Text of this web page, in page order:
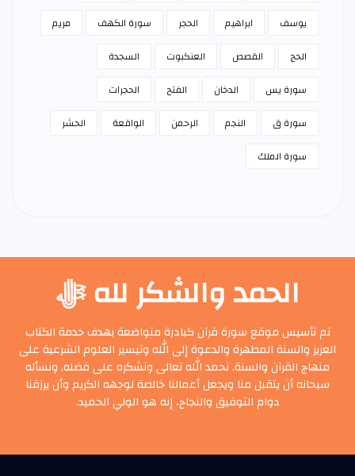
يوسف
ابراهيم الحجر سورة الكهف
مريم
الحج
القصص العنكبوت
السجدة
سورة يس
الدخان الفتح
الحجرات
سورة ق
النجم الرحمن الواقعة
الحشر
سورة الملك
الحمد والشكر لله ﷻ
تم تأسيس موقع سورة قرآن كبادرة متواضعة بهدف خدمة الكتاب
العزيز والسنة المطهرة والدعوة إلى الله وتيسير العلوم الشرعية على
منهاج القرآن والسنة, نحمد الله تعالى ونشكره على فضله, ونسأله
سبحانه أن يتقبل منا ويجعل أعمالنا خالصة لوجهه الكريم وأن يرزقنا
دوام التوفيق والنجاح، إنه هو الولي الحميد.